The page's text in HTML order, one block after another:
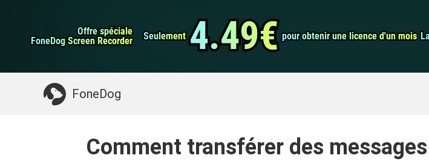
Offre spéciale
Offre spéciale
FoneDog Screen Recorder
FoneDog Screen Recorder Seulement
Seulement 4.49€
4.49€ pour obtenir une licence d'un mois
pour obtenir une licence d'un mois
FoneDog
Nettoyeur d'iPhone
données Android
Quelque chose dont vous pourriez avoir besoin: Récupérer les
Comment transférer des messages